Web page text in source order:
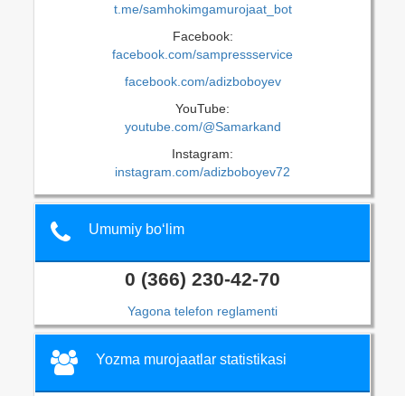
t.me/samhokimgamurojaat_bot
Facebook:
facebook.com/sampressservice
facebook.com/adizboboyev
YouTube:
youtube.com/@Samarkand
Instagram:
instagram.com/adizboboyev72
Umumiy bo‘lim
0 (366) 230-42-70
Yagona telefon reglamenti
Yozma murojaatlar statistikasi